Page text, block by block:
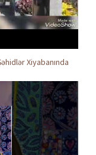
Xiyabanında